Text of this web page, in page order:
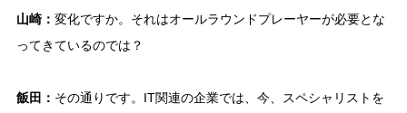
山崎： 変化ですか。それはオールラウンドプレーヤーが必要とな
ってきているのでは？
飯田： その通りです。IT関連の企業では、今、スペシャリストを